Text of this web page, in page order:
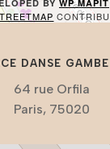
BY WP MAPIT
DANSE
64 rue Orfila
Paris, 75020